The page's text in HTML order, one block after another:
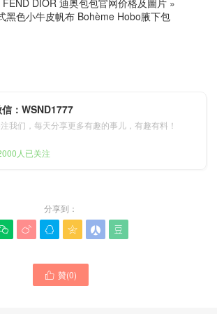
黑色小牛皮帆布 Bohème Hobo腋下包
：WSND1777
我们，每天分享更多有趣的事儿，有趣有料！
人已关注
分享到：
    
 贊(0)
Vietnam Goyard包包